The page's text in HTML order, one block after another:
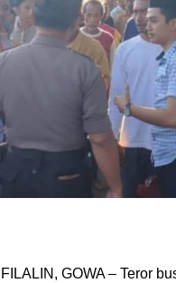
FILALIN, GOWA – Teror